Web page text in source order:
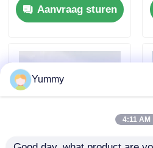
Aanvraag sturen
Yummy
4:11 AM